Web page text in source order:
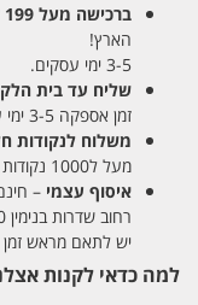
ברכישה מעל 199 ש"ח
הארץ!
3-5 ימי עסקים.
שליח עד בית
זמן אספקה 3-5 ימי עסקים.
משלוח לנקודות
מעל ל1000 נקודות ברחבי הארץ. זמן אספקה 5-8 ימי עסקים.
איסוף עצמי –
רחוב שדרות בנימין 10 נתניה/ רחוב פנקס 12 נתניה – לבחירתכם
יש לתאם מראש זמן
למה כדאי לקנות